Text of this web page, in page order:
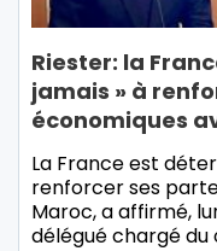
Riester: la
jamais » à
économiques
La France est
renforcer ses
Maroc, a affirmé,
délégué chargé